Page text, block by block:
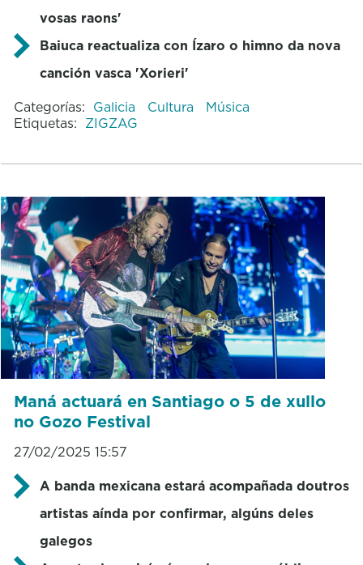
vosas raons'
Baiuca reactualiza con Ízaro o himno da nova
canción vasca 'Xorieri'
Categorías: Galicia Cultura
Música
Etiquetas: ZIGZAG
Maná actuará en Santiago o 5 de xullo
no Gozo Festival
27/02/2025 15:57
A banda mexicana estará acompañada doutros
artistas aínda por confirmar, algúns deles
galegos